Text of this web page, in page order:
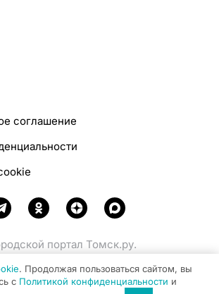
соглашение
портал Томск.ру.
развития, связи и массовых
Федерации.
. Продолжая пользоваться сайтом, вы
с Политикой конфиденциальности и